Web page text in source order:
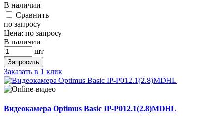
В наличии
Cравнить
по запросу
Цена: по запросу
В наличии
шт
Запросить
Заказать в 1 клик
Видеокамера Optimus Basic IP-P012.1(2.8)MDHL